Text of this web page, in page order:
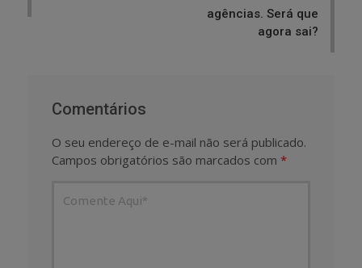
agências. Será que
agora sai?
Comentários
O seu endereço de e-mail não será publicado.
Campos obrigatórios são marcados com *